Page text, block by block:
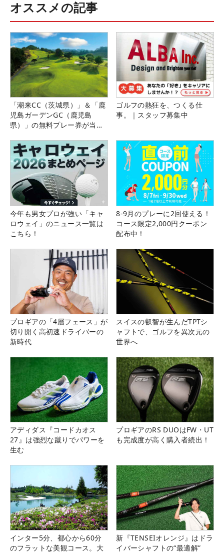
オススメの記事
「潮来CC（茨城県）」＆「鹿
児島ガーデンGC（鹿児島
県）」の無料プレー券が当た
ゴルフの熱狂を、つくる仕
事。｜スタッフ募集中
今年も男女プロが強い「キャ
ロウェイ」のニュース一覧は
こちら！
8-9月のプレーに2回使える！
コース限定2,000円クーポン
配布中！
プロギアの「4層フェース」が
切り開く高初速ドライバーの
新時代
スイスの叡智が生んだTPTシ
ャフトで、ゴルフを異次元の
世界へ
アディダス『コードカオス
27』は強烈な蹴りでパワーを
生む
プロギアのRS DUOはFW・UT
も完成度が高く購入者続出！
インター5分、都心から60分
のフラットな美観コース。大
新『TENSEIオレンジ』はドラ
イバーシャフトの“最適解”